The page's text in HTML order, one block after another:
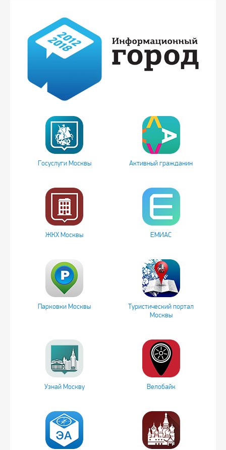
Госуслуги Москвы Активный гражданин
ЖКХ Москвы ЕМИАС
Парковки Москвы
Туристический портал
Москвы
Узнай Москву Велобайк